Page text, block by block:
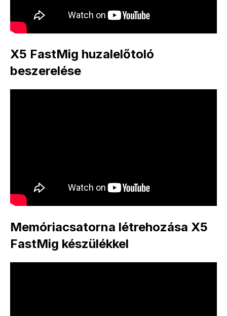
X5 FastMig huzalelőtoló
beszerelése
Memóriacsatorna létrehozása X5
FastMig készülékkel